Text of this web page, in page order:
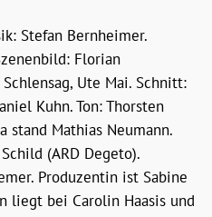
Stefan Bernheimer.
Florian
Ute Mai. Schnitt:
Kuhn. Ton: Thorsten
stand Mathias Neumann.
(ARD Degeto).
Produzentin ist Sabine
liegt bei Carolin Haasis und